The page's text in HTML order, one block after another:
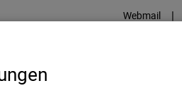
Webmail |